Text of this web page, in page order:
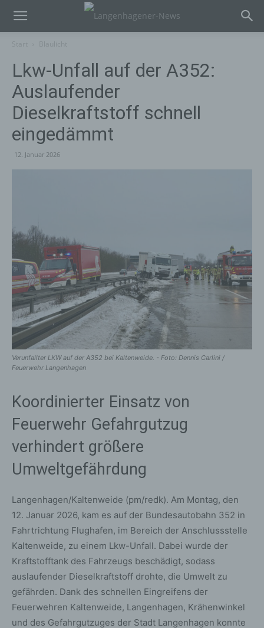
Lkw-Unfall auf der A352:
Auslaufender
Dieselkraftstoff schnell
eingedämmt
12. Januar 2026
Verunfallter LKW auf der A352 bei Kaltenweide. - Foto: Dennis Carlini /
Feuerwehr Langenhagen
Koordinierter Einsatz von
Feuerwehr Gefahrgutzug
verhindert größere
Umweltgefährdung
Langenhagen/Kaltenweide (pm/redk). Am Montag, den
12. Januar 2026, kam es auf der Bundesautobahn 352 in
Fahrtrichtung Flughafen, im Bereich der Anschlussstelle
Kaltenweide, zu einem Lkw-Unfall. Dabei wurde der
Kraftstofftank des Fahrzeugs beschädigt, sodass
auslaufender Dieselkraftstoff drohte, die Umwelt zu
gefährden. Dank des schnellen Eingreifens der
Feuerwehren Kaltenweide, Langenhagen, Krähenwinkel
und des Gefahrgutzuges der Stadt Langenhagen konnte